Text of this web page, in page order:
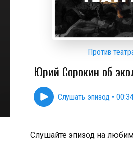
Против
Юрий Сорокин об
Слушать эпизод •
Слушайте эпизод на